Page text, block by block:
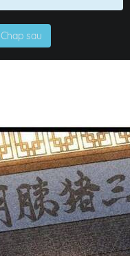
Chap sau